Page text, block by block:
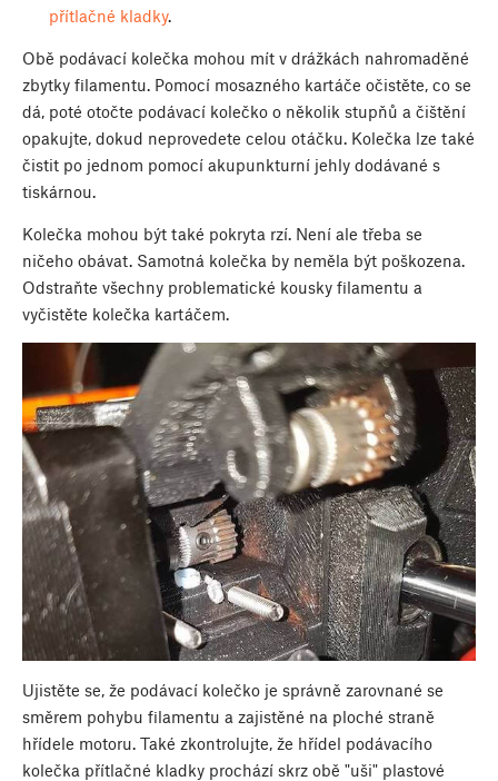
přítlačné kladky.
Obě podávací kolečka mohou mít v drážkách nahromaděné
zbytky filamentu. Pomocí mosazného kartáče očistěte, co se
dá, poté otočte podávací kolečko o několik stupňů a čištění
opakujte, dokud neprovedete celou otáčku. Kolečka lze také
čistit po jednom pomocí akupunkturní jehly dodávané s
tiskárnou.
Kolečka mohou být také pokryta rzí. Není ale třeba se
ničeho obávat. Samotná kolečka by neměla být poškozena.
Odstraňte všechny problematické kousky filamentu a
vyčistěte kolečka kartáčem.
Ujistěte se, že podávací kolečko je správně zarovnané se
směrem pohybu filamentu a zajistěné na ploché straně
hřídele motoru. Také zkontrolujte, že hřídel podávacího
kolečka přítlačné kladky prochází skrz obě "uši" plastové